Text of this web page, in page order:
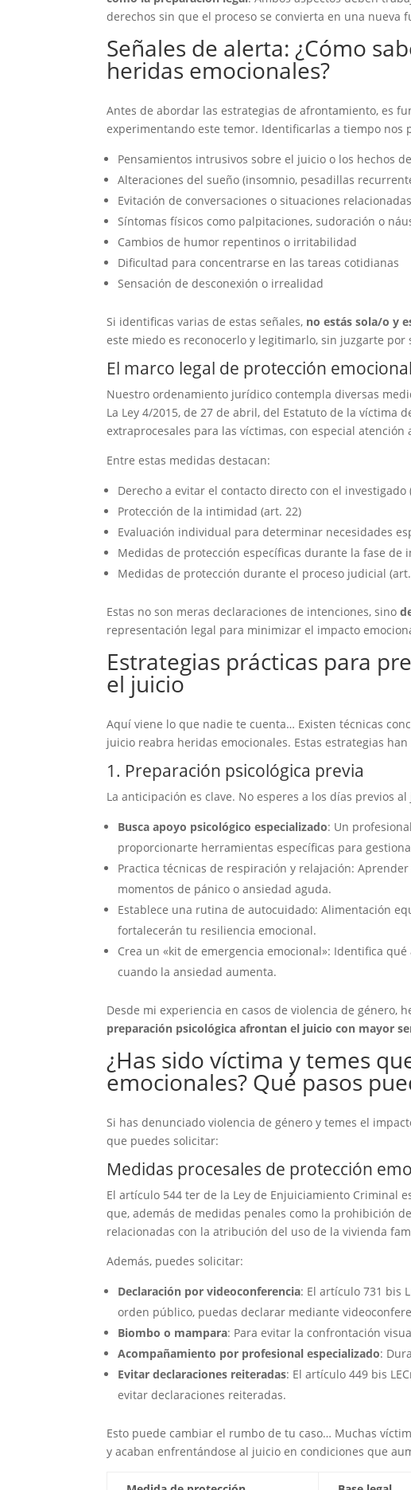
derechos sin que el proceso se convierta en una nueva
Señales de alerta: ¿Cómo
heridas emocionales?
Antes de abordar las estrategias de afrontamiento, es
experimentando este temor. Identificarlas a tiempo
Pensamientos intrusivos sobre el juicio o los hechos
Alteraciones del sueño (insomnio, pesadillas
Evitación de conversaciones o situaciones
Síntomas físicos como palpitaciones, sudoración o
Cambios de humor repentinos o irritabilidad
Dificultad para concentrarse en las tareas cotidianas
Sensación de desconexión o irrealidad
Si identificas varias de estas señales, no estás sola/o y
este miedo es reconocerlo y legitimarlo, sin juzgarte por
El marco legal de protección
Nuestro ordenamiento jurídico contempla diversas
La Ley 4/2015, de 27 de abril, del Estatuto de la víctima
extraprocesales para las víctimas, con especial
Entre estas medidas destacan:
Derecho a evitar el contacto directo con el investigado
Protección de la intimidad (art. 22)
Evaluación individual para determinar necesidades
Medidas de protección específicas durante la fase de
Medidas de protección durante el proceso judicial
Estas no son meras declaraciones de intenciones, sino
representación legal para minimizar el impacto
Estrategias prácticas para
el juicio
Aquí viene lo que nadie te cuenta… Existen técnicas
juicio reabra heridas emocionales. Estas estrategias
1. Preparación psicológica previa
La anticipación es clave. No esperes a los días previos
Busca apoyo psicológico especializado: Un
proporcionarte herramientas específicas para
Practica técnicas de respiración y relajación:
momentos de pánico o ansiedad aguda.
Establece una rutina de autocuidado: Alimentación
fortalecerán tu resiliencia emocional.
Crea un «kit de emergencia emocional»: Identifica
cuando la ansiedad aumenta.
Desde mi experiencia en casos de violencia de género,
preparación psicológica afrontan el juicio con mayor
¿Has sido víctima y temes
emocionales? Qué pasos
Si has denunciado violencia de género y temes el
que puedes solicitar:
Medidas procesales de protección
El artículo 544 ter de la Ley de Enjuiciamiento Criminal
que, además de medidas penales como la prohibición
relacionadas con la atribución del uso de la vivienda
Además, puedes solicitar:
Declaración por videoconferencia: El artículo 731 bis
orden público, puedas declarar mediante
Biombo o mampara: Para evitar la confrontación
Acompañamiento por profesional especializado:
Evitar declaraciones reiteradas: El artículo 449 bis
evitar declaraciones reiteradas.
Esto puede cambiar el rumbo de tu caso… Muchas
y acaban enfrentándose al juicio en condiciones que